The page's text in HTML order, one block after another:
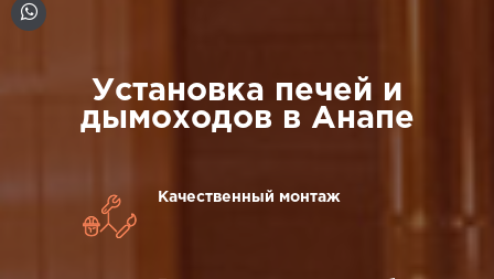
Установка печей и
дымоходов в Анапе
Качественный монтаж